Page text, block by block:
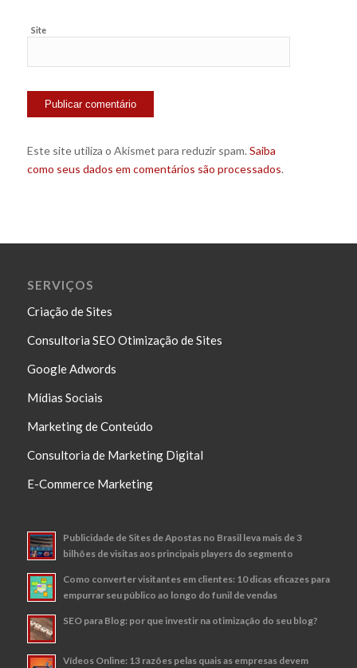
Site
Este site utiliza o Akismet para reduzir spam. Saiba
como seus dados em comentários são processados.
SERVIÇOS
Criação de Sites
Consultoria SEO Otimização de Sites
Google Adwords
Mídias Sociais
Marketing de Conteúdo
Consultoria de Marketing Digital
E-Commerce Marketing
Publicidade de Sites de Apostas no Brasil leva mais de 3
bilhões de visitas aos principais players do segmento
Como converter visitantes em clientes: 10 dicas eficazes para
empurrar seu público ao longo do funil de vendas
SEO para Blog: por que investir na otimização do seu blog?
Vídeos Online: 13 razões pelas quais as empresas devem